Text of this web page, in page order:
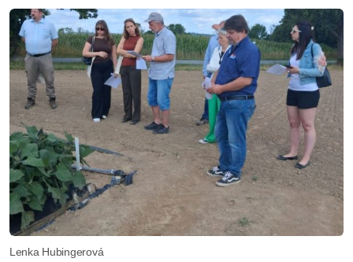
Lenka Hubingerová